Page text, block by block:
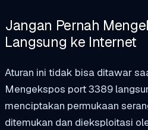
Jangan Pernah
Langsung ke Internet
Aturan ini tidak bisa ditawar
Mengekspos port 3389
menciptakan permukaan
ditemukan dan dieksploitasi